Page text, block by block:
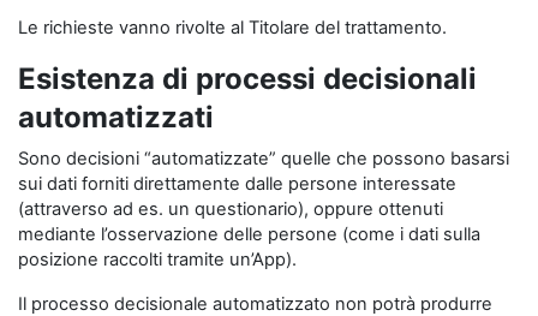
Le richieste vanno rivolte al Titolare del trattamento.
Esistenza di processi decisionali
automatizzati
Sono decisioni “automatizzate” quelle che possono basarsi
sui dati forniti direttamente dalle persone interessate
(attraverso ad es. un questionario), oppure ottenuti
mediante l’osservazione delle persone (come i dati sulla
posizione raccolti tramite un’App).
Il processo decisionale automatizzato non potrà produrre